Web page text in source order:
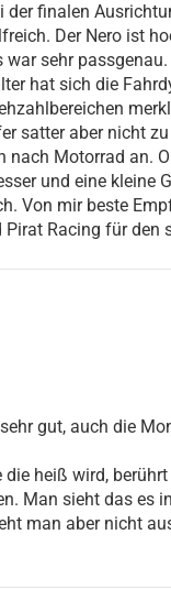
der finalen
Der Nero ist
war sehr
hat sich die
satter aber nicht
nach Motorrad an.
und eine kleine
Von mir beste
Racing für den
gut, auch die
die heiß wird,
Man sieht das es
man aber nicht